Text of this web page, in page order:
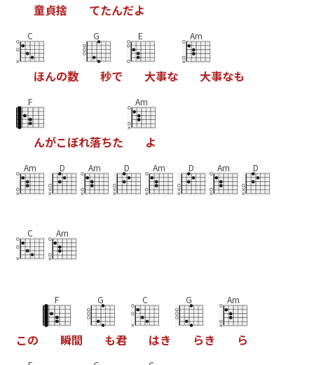
童貞捨 てたんだよ
C
ほんの数
G
秒で
E
大事な
Am
大事なも
F
んがこぼれ落ちた
Am
よ
Am D Am D Am D Am D
C Am
この
F
瞬間
G
も君
C
はき
G
らき
Am
ら